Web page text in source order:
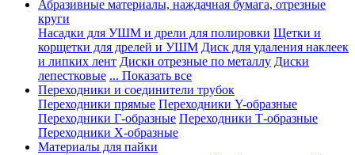
Абразивные материалы, наждачная бумага, отрезные
круги
Насадки для УШМ и дрели для полировки Щетки и
корщетки для дрелей и УШМ Диск для удаления наклеек
и липких лент Диски отрезные по металлу Диски
лепестковые ... Показать все
Переходники и соединители трубок
Переходники прямые Переходники Y-образные
Переходники Г-образные Переходники Т-образные
Переходники Х-образные
Материалы для пайки